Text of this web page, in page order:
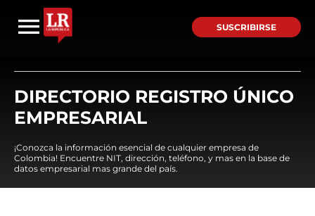
SUSCRIBIRSE
DIRECTORIO REGISTRO ÚNICO
EMPRESARIAL
¡Conozca la información esencial de cualquier empresa de
Colombia! Encuentre NIT, dirección, teléfono, y mas en la base de
datos empresarial mas grande del país.